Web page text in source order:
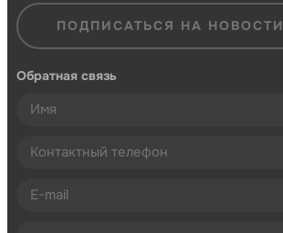
ПОДПИСАТЬСЯ НА НОВОСТИ
Обратная связь